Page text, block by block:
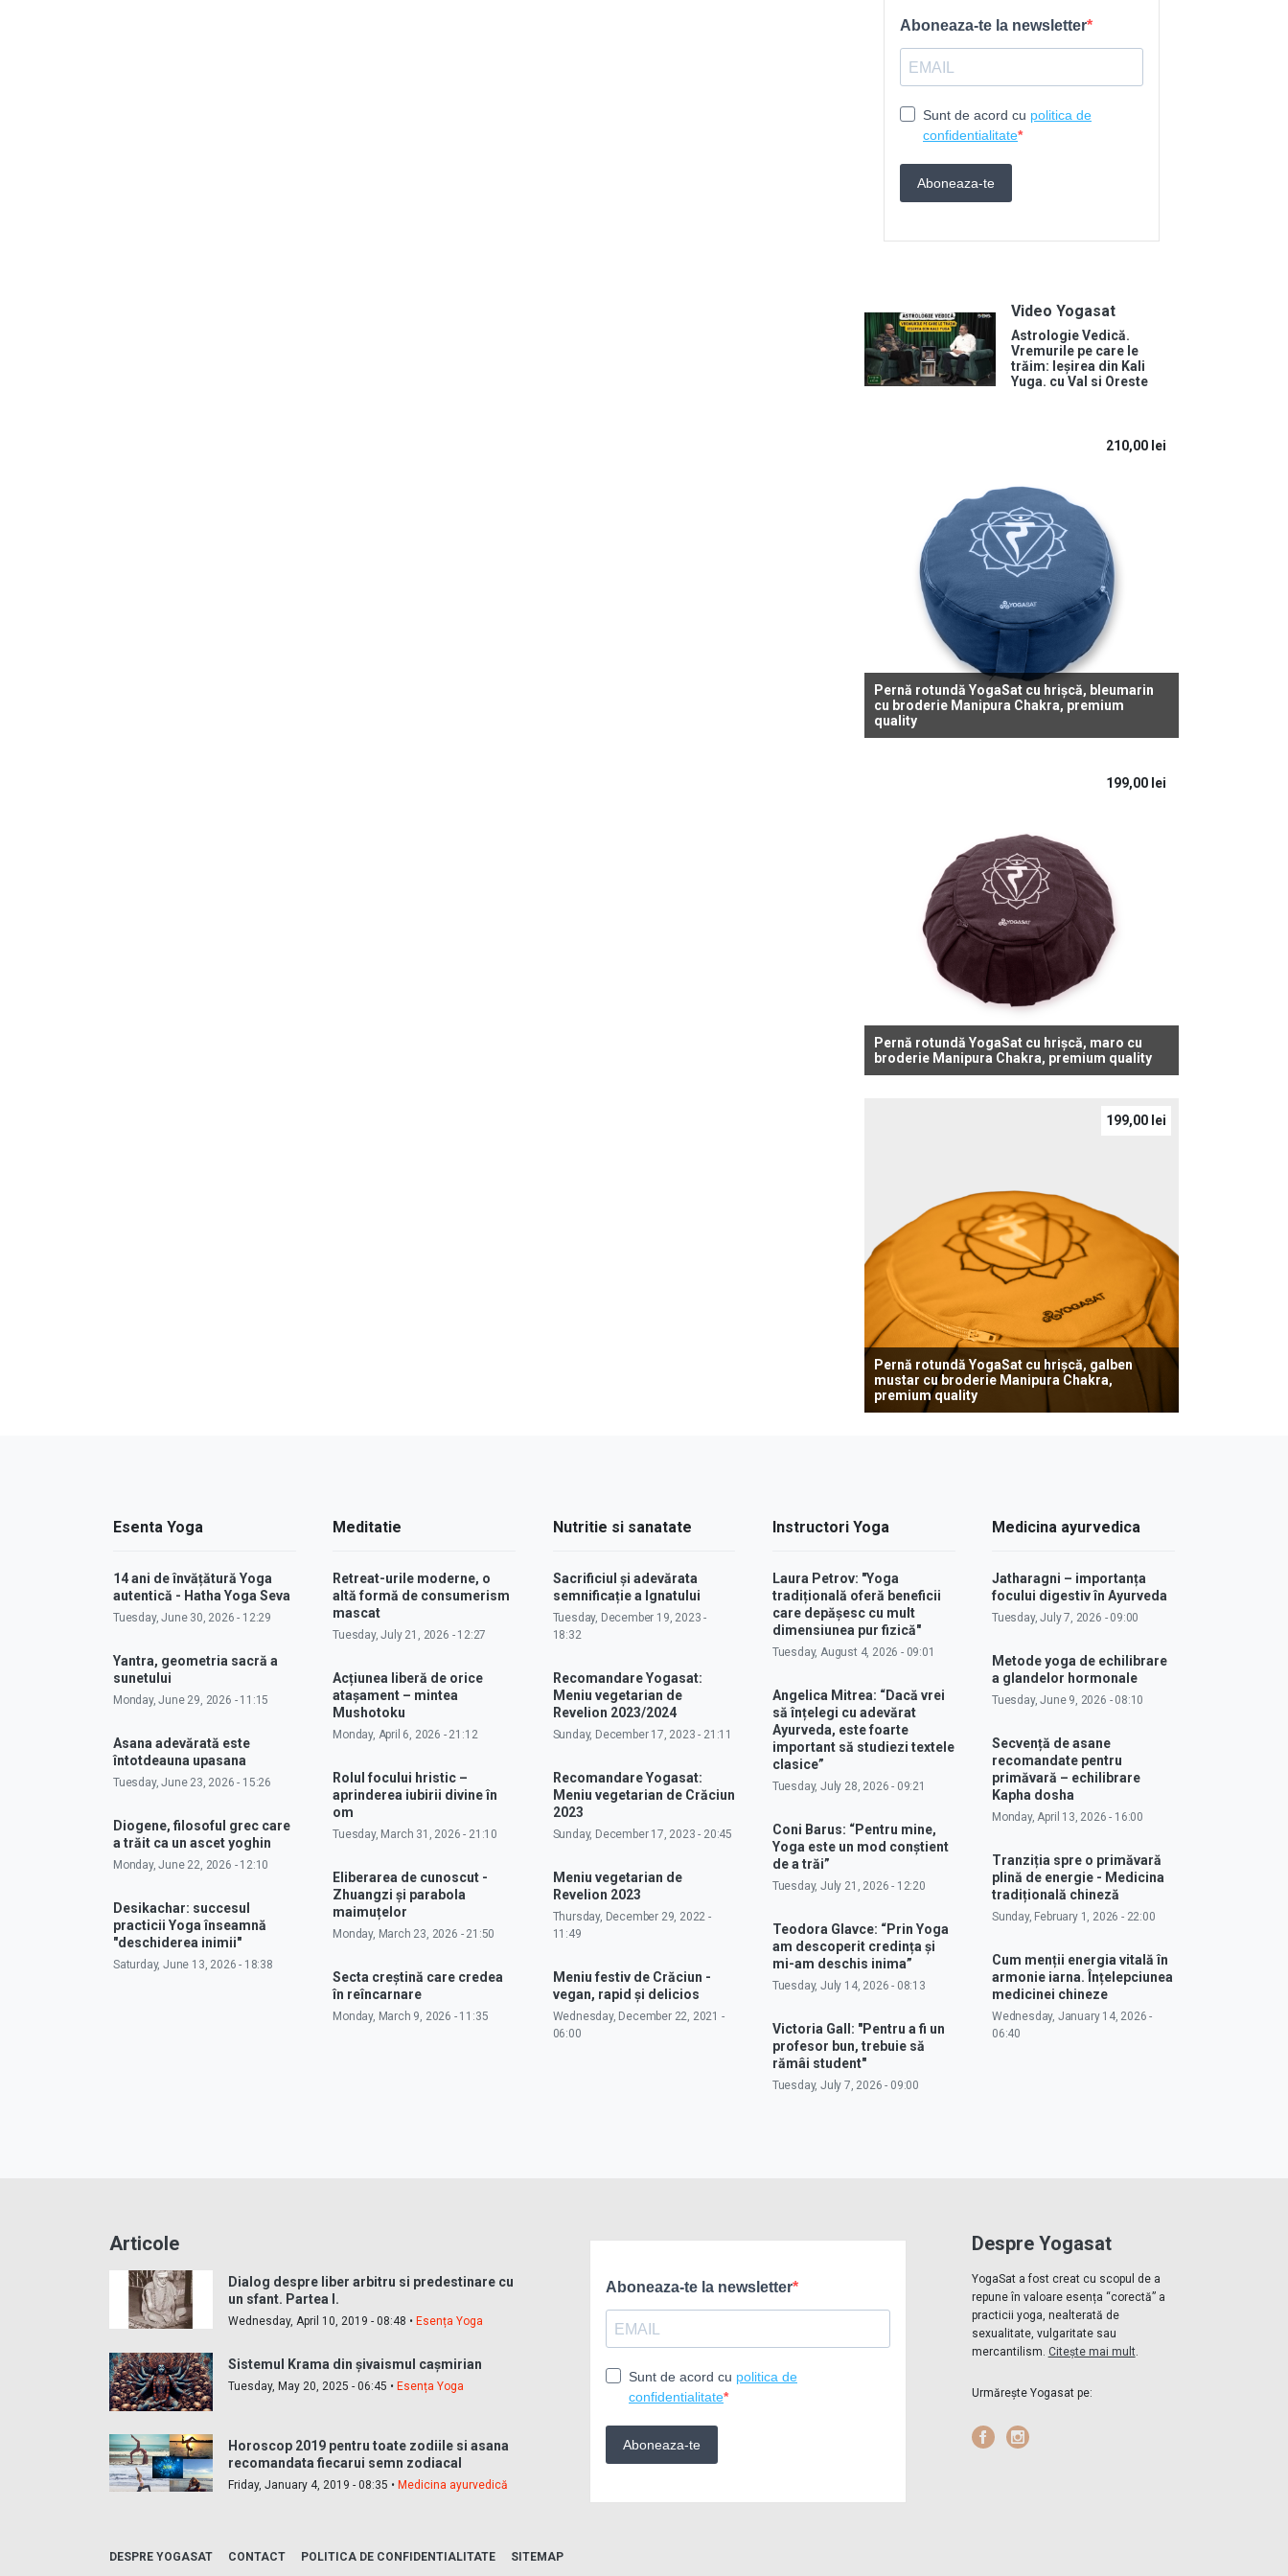
Video Yogasat
Astrologie Vedică.
Vremurile pe care le
trăim: Ieșirea din Kali
Yuga. cu Val si Oreste
Pernă rotundă YogaSat cu hrișcă, bleumarin
cu broderie Manipura Chakra, premium
quality
210,00 lei
Pernă rotundă YogaSat cu hrișcă, maro cu
broderie Manipura Chakra, premium quality
199,00 lei
Pernă rotundă YogaSat cu hrișcă, galben
mustar cu broderie Manipura Chakra,
premium quality
199,00 lei
Esenta Yoga
14 ani de învățătură Yoga
autentică - Hatha Yoga Seva
Tuesday, June 30, 2026 - 12:29
Yantra, geometria sacră a
sunetului
Monday, June 29, 2026 - 11:15
Asana adevărată este
întotdeauna upasana
Tuesday, June 23, 2026 - 15:26
Diogene, filosoful grec care
a trăit ca un ascet yoghin
Monday, June 22, 2026 - 12:10
Desikachar: succesul
practicii Yoga înseamnă
"deschiderea inimii"
Saturday, June 13, 2026 - 18:38
Meditatie
Retreat-urile moderne, o
altă formă de consumerism
mascat
Tuesday, July 21, 2026 - 12:27
Acțiunea liberă de orice
atașament – mintea
Mushotoku
Monday, April 6, 2026 - 21:12
Rolul focului hristic –
aprinderea iubirii divine în
om
Tuesday, March 31, 2026 - 21:10
Eliberarea de cunoscut -
Zhuangzi și parabola
maimuțelor
Monday, March 23, 2026 - 21:50
Secta creștină care credea
în reîncarnare
Monday, March 9, 2026 - 11:35
Nutritie si sanatate
Sacrificiul și adevărata
semnificație a Ignatului
Tuesday, December 19, 2023 -
18:32
Recomandare Yogasat:
Meniu vegetarian de
Revelion 2023/2024
Sunday, December 17, 2023 - 21:11
Recomandare Yogasat:
Meniu vegetarian de Crăciun
2023
Sunday, December 17, 2023 - 20:45
Meniu vegetarian de
Revelion 2023
Thursday, December 29, 2022 -
11:49
Meniu festiv de Crăciun -
vegan, rapid și delicios
Wednesday, December 22, 2021 -
06:00
Instructori Yoga
Laura Petrov: "Yoga
tradițională oferă beneficii
care depășesc cu mult
dimensiunea pur fizică"
Tuesday, August 4, 2026 - 09:01
Angelica Mitrea: “Dacă vrei
să înțelegi cu adevărat
Ayurveda, este foarte
important să studiezi textele
clasice”
Tuesday, July 28, 2026 - 09:21
Coni Barus: “Pentru mine,
Yoga este un mod conștient
de a trăi”
Tuesday, July 21, 2026 - 12:20
Teodora Glavce: “Prin Yoga
am descoperit credința și
mi-am deschis inima”
Tuesday, July 14, 2026 - 08:13
Victoria Gall: "Pentru a fi un
profesor bun, trebuie să
rămâi student"
Tuesday, July 7, 2026 - 09:00
Medicina ayurvedica
Jatharagni – importanța
focului digestiv în Ayurveda
Tuesday, July 7, 2026 - 09:00
Metode yoga de echilibrare
a glandelor hormonale
Tuesday, June 9, 2026 - 08:10
Secvență de asane
recomandate pentru
primăvară – echilibrare
Kapha dosha
Monday, April 13, 2026 - 16:00
Tranziția spre o primăvară
plină de energie - Medicina
tradițională chineză
Sunday, February 1, 2026 - 22:00
Cum menții energia vitală în
armonie iarna. Înțelepciunea
medicinei chineze
Wednesday, January 14, 2026 -
06:40
Articole
Dialog despre liber arbitru si predestinare cu
un sfant. Partea I.
Wednesday, April 10, 2019 - 08:48 •Esența Yoga
Sistemul Krama din șivaismul cașmirian
Tuesday, May 20, 2025 - 06:45 •Esența Yoga
Horoscop 2019 pentru toate zodiile si asana
recomandata fiecarui semn zodiacal
Friday, January 4, 2019 - 08:35 •Medicina ayurvedică
Despre Yogasat
YogaSat a fost creat cu scopul de a
repune în valoare esența “corectă” a
practicii yoga, nealterată de
sexualitate, vulgaritate sau
mercantilism. Citește mai mult.
Urmărește Yogasat pe:
FacebookInstagram
DESPRE YOGASAT CONTACT POLITICA DE CONFIDENTIALITATE
SITEMAP